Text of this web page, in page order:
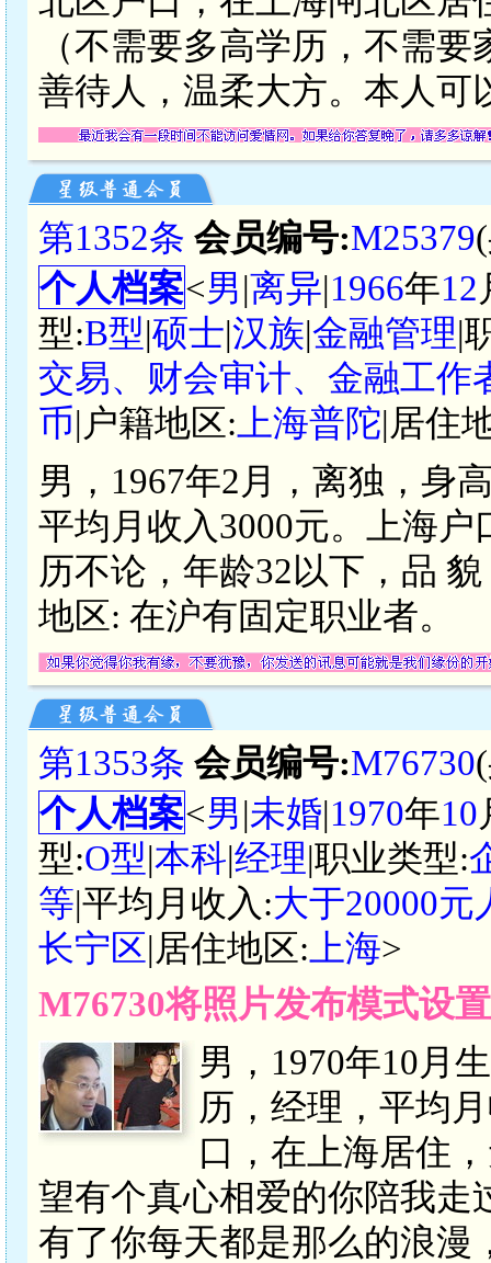
（不需要多高学历，不需
善待人，温柔大方。本人
第1352条 会员编号:M25379
个人档案<男|离异|1966年12
型:B型|硕士|汉族|金融管理|
交易、财会审计、金融工作
币|户籍地区: 上海普陀|居住
男，1967年2月，离独，身
平均月收入3000元。上海户
历不论，年龄32以下，品
地区: 在沪有固定职业者。
第1353条 会员编号:M76730
个人档案<男|未婚|1970年10
型:O型|本科|经理|职业类型:
等|平均月收入:大于20000元
长宁区|居住地区: 上海>
M76730将照片发布模式设
男，1970年10月
历，经理，平均
口，在上海居住
望有个真心相爱的你陪我走
有了你每天都是那么的浪漫